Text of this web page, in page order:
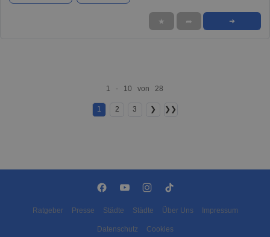
★ ➦ ➜
1 - 10 von 28
1 2 3 ❯ ❯❯
Ratgeber Presse Städte Städte Über Uns Impressum
Datenschutz Cookies